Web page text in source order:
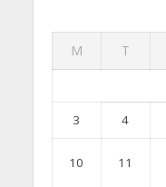
M T
3 4
10 11